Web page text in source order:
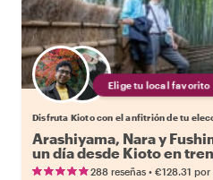
Elige tu local favorito
Disfruta Kioto con el anfitrión de tu
Arashiyama, Nara y
un día desde Kioto en tren
288 reseñas • €128.31 por